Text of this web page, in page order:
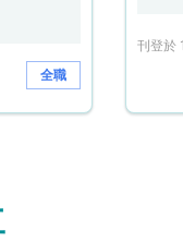
全職
刊登於